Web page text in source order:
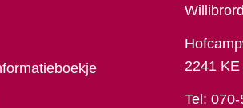
2241
Tel: 070-